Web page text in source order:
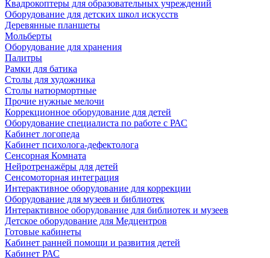
Квадрокоптеры для образовательных учреждений
Оборудование для детских школ искусств
Деревянные планшеты
Мольберты
Оборудование для хранения
Палитры
Рамки для батика
Столы для художника
Столы натюрмортные
Прочие нужные мелочи
Коррекционное оборудование для детей
Оборудование специалиста по работе с РАС
Кабинет логопеда
Кабинет психолога-дефектолога
Сенсорная Комната
Нейротренажёры для детей
Сенсомоторная интеграция
Интерактивное оборудование для коррекции
Оборудование для музеев и библиотек
Интерактивное оборудование для библиотек и музеев
Детское оборудование для Медцентров
Готовые кабинеты
Кабинет ранней помощи и развития детей
Кабинет РАС